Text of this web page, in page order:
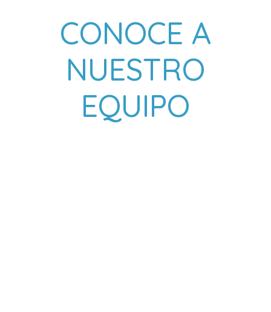
CONOCE A
NUESTRO
EQUIPO